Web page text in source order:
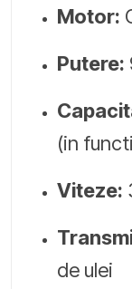
Motor:
Putere:
(in
Viteze:
de ulei